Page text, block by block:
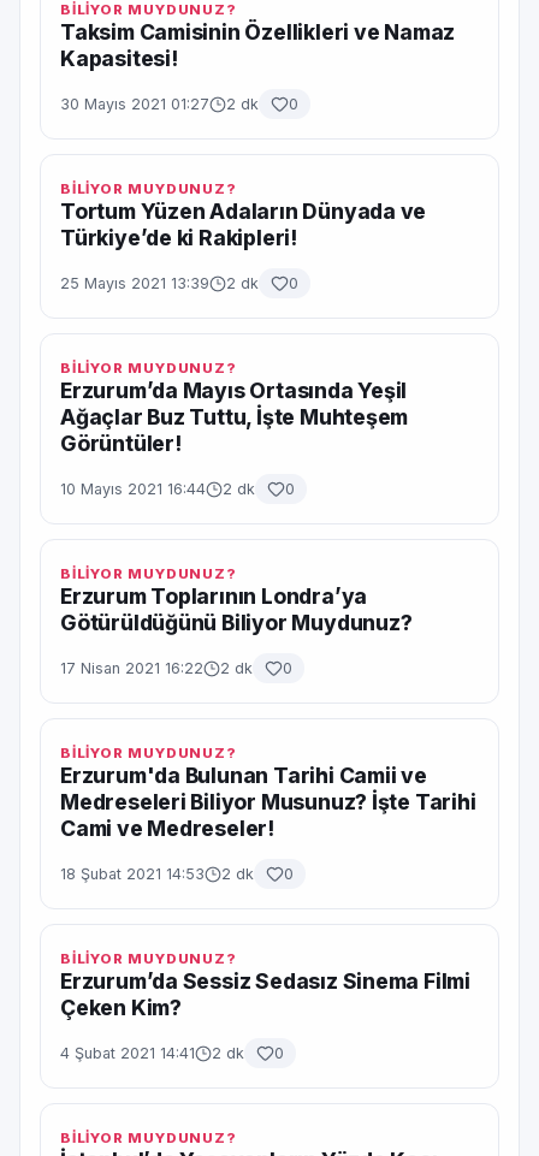
BİLİYOR MUYDUNUZ?
Taksim Camisinin Özellikleri ve Namaz
Kapasitesi!
30 Mayıs 2021 01:27 2 dk 0
BİLİYOR MUYDUNUZ?
Tortum Yüzen Adaların Dünyada ve
Türkiye’de ki Rakipleri!
25 Mayıs 2021 13:39 2 dk 0
BİLİYOR MUYDUNUZ?
Erzurum’da Mayıs Ortasında Yeşil
Ağaçlar Buz Tuttu, İşte Muhteşem
Görüntüler!
10 Mayıs 2021 16:44 2 dk 0
BİLİYOR MUYDUNUZ?
Erzurum Toplarının Londra’ya
Götürüldüğünü Biliyor Muydunuz?
17 Nisan 2021 16:22 2 dk 0
BİLİYOR MUYDUNUZ?
Erzurum'da Bulunan Tarihi Camii ve
Medreseleri Biliyor Musunuz? İşte Tarihi
Cami ve Medreseler!
18 Şubat 2021 14:53 2 dk 0
BİLİYOR MUYDUNUZ?
Erzurum’da Sessiz Sedasız Sinema Filmi
Çeken Kim?
4 Şubat 2021 14:41 2 dk 0
BİLİYOR MUYDUNUZ?